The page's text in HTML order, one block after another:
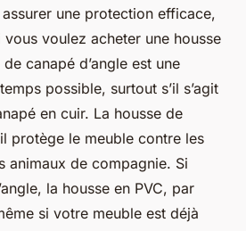
une protection efficace,
voulez acheter une housse
canapé d’angle est une
possible, surtout s’il s’agit
en cuir. La housse de
protège le meuble contre les
animaux de compagnie. Si
la housse en PVC, par
si votre meuble est déjà